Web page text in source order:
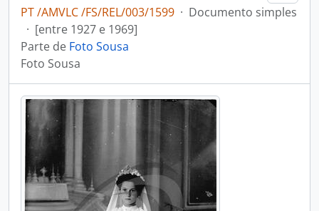
PT /AMVLC /FS/REL/003/1599 · Documento simples
· [entre 1927 e 1969]
Parte de Foto Sousa
Foto Sousa